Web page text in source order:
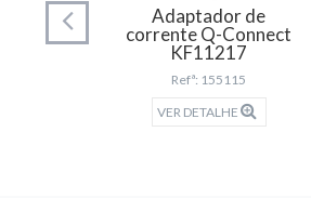
Adaptador de
corrente Q-Connect
KF11217
Refª: 155115
VER DETALHE